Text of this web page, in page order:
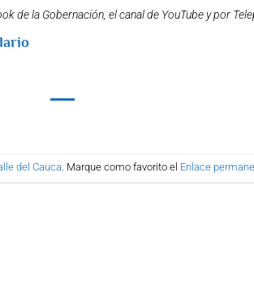
de la Gobernación, el canal de YouTube y por
del Cauca. Marque como favorito el Enlace